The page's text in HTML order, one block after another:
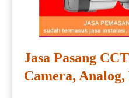
Jasa Pasang
Camera, Analog,